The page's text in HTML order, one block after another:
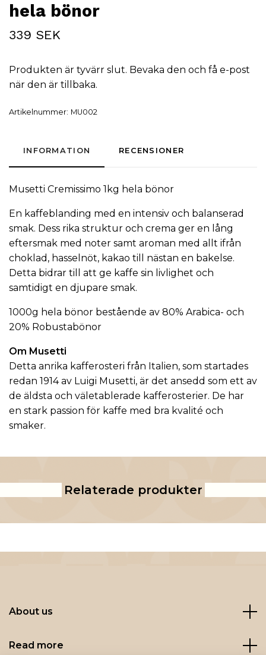
hela bönor
339 SEK
Produkten är tyvärr slut. Bevaka den och få e-post
när den är tillbaka.
Artikelnummer: MU002
INFORMATION RECENSIONER
Musetti Cremissimo 1kg hela bönor
En kaffeblanding med en intensiv och balanserad
smak. Dess rika struktur och crema ger en lång
eftersmak med noter samt aroman med allt ifrån
choklad, hasselnöt, kakao till nästan en bakelse.
Detta bidrar till att ge kaffe sin livlighet och
samtidigt en djupare smak.
1000g hela bönor bestående av 80% Arabica- och
20% Robustabönor
Om Musetti
Detta anrika kafferosteri från Italien, som startades
redan 1914 av Luigi Musetti, är det ansedd som ett av
de äldsta och väletablerade kafferosterier. De har
en stark passion för kaffe med bra kvalité och
smaker.
Relaterade produkter
About us
Read more